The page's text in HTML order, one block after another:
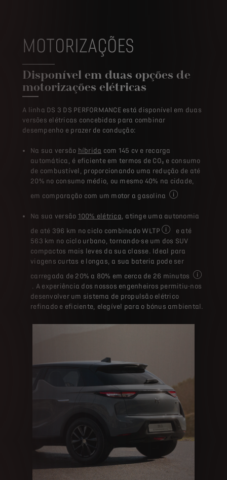
MOTORIZAÇÕES
Disponível em duas opções de
motorizações elétricas
A linha DS 3 DS PERFORMANCE está disponível em duas
versões elétricas concebidas para combinar
desempenho e prazer de condução:
Na sua versão híbrida com 145 cv e recarga
automática, é eficiente em termos de CO₂ e consumo
de combustível, proporcionando uma redução de até
20% no consumo médio, ou mesmo 40% na cidade,
em comparação com um motor a gasolina
Na sua versão 100% elétrica, atinge uma autonomia
de até 396 km no ciclo combinado WLTP
Informação legal ¹
e até
563 km no ciclo urbano, tornando-se um dos SUV
compactos mais leves da sua classe. Ideal para
viagens curtas e longas, a sua bateria pode ser
carregada de 20% a 80% em cerca de 26 minutos
Num
. A experiência dos nossos engenheiros permitiu-nos
desenvolver um sistema de propulsão elétrico
refinado e eficiente, elegível para o bónus ambiental.